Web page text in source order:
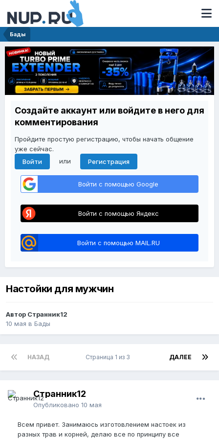
Бады
Создайте аккаунт или войдите в него для
комментирования
Пройдите простую регистрацию, чтобы начать общение
уже сейчас.
Войти
или Регистрация
Войти с помощью Google
Войти с помощью Яндекс
Войти с помощью MAIL.RU
Настойки для мужчин
Автор Странник12
10 мая в Бады
НАЗАД ДАЛЕЕ
Страница 1 из 3
Странник12
Опубликовано 10 мая
Всем привет. Занимаюсь изготовлением настоек из
разных трав и корней, делаю все по принципу все